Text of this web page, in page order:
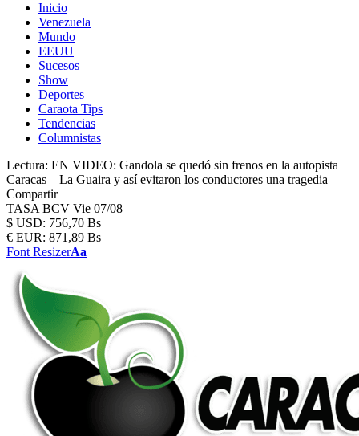
Inicio
Venezuela
Mundo
EEUU
Sucesos
Show
Deportes
Caraota Tips
Tendencias
Columnistas
Lectura: EN VIDEO: Gandola se quedó sin frenos en la autopista
Caracas – La Guaira y así evitaron los conductores una tragedia
Compartir
TASA BCV Vie 07/08
$ USD: 756,70 Bs
€ EUR: 871,89 Bs
Font ResizerAa